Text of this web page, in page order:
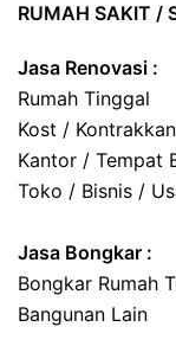
RUMAH SAKIT /
Jasa Renovasi :
Rumah Tinggal
Kost / Kontrakkan
Kantor / Tempat
Toko / Bisnis /
Jasa Bongkar :
Bongkar Rumah
Bangunan Lain